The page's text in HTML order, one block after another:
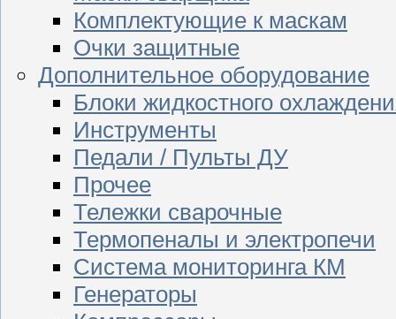
Комплектующие к маскам
Очки защитные
Дополнительное оборудование
Блоки жидкостного
Инструменты
Педали / Пульты ДУ
Прочее
Тележки сварочные
Термопеналы и электропечи
Система мониторинга КМ
Генераторы